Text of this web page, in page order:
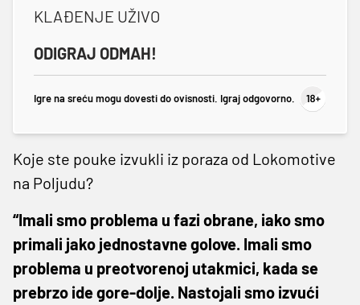
KLAĐENJE UŽIVO
ODIGRAJ ODMAH!
Igre na sreću mogu dovesti do ovisnosti. Igraj odgovorno.
Koje ste pouke izvukli iz poraza od Lokomotive
na Poljudu?
“Imali smo problema u fazi obrane, iako smo
primali jako jednostavne golove. Imali smo
problema u preotvorenoj utakmici, kada se
prebrzo ide gore-dolje. Nastojali smo izvući